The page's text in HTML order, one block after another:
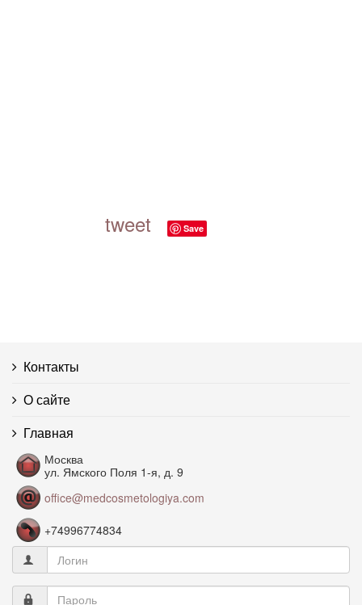
tweet Save
Контакты
О сайте
Главная
Москва
ул. Ямского Поля 1-я, д. 9
office@medcosmetologiya.com
+74996774834